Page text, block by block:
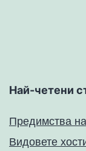
Най-четени
Предимства
Видовете